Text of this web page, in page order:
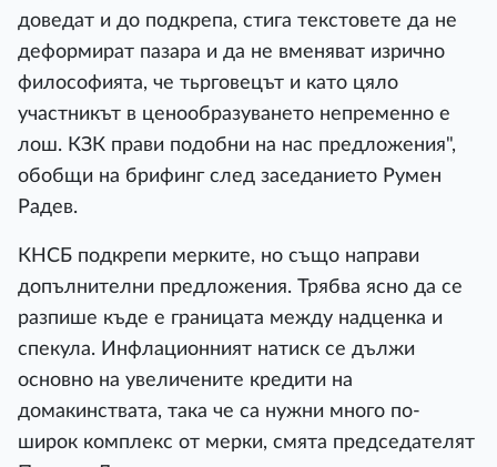
доведат и до подкрепа, стига текстовете да не
деформират пазара и да не вменяват изрично
философията, че тьрговецът и като цяло
участникът в ценообразуването непременно е
лош. КЗК прави подобни на нас предложения",
обобщи на брифинг след заседанието Румен
Радев.
КНСБ подкрепи мерките, но също направи
допълнителни предложения. Трябва ясно да се
разпише къде е границата между надценка и
спекула. Инфлационният натиск се дължи
основно на увеличените кредити на
домакинствата, така че са нужни много по-
широк комплекс от мерки, смята председателят